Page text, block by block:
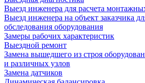
Выезд инженера для расчета
Выезд инженера на объект заказчика
обследования оборудования
Замеры рабочих характеристик
Выездной ремонт
Замена вышедшего из строя
и различных узлов
Замена датчиков